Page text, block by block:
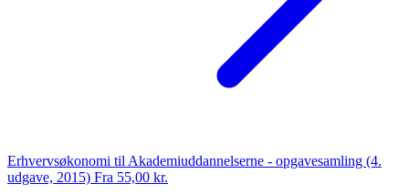
Erhvervsøkonomi til Akademiuddannelserne - opgavesamling (4.
udgave, 2015) Fra 55,00 kr.